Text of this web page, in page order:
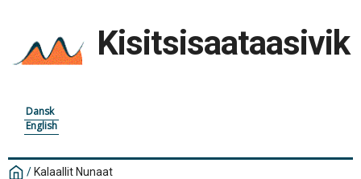
Kisitsisaataasivik
Dansk
English
/ Kalaallit Nunaat